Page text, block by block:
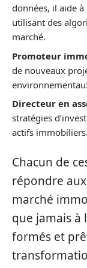
données, il aide
utilisant des
marché.
Promoteur
de nouveaux
Directeur en
stratégies
actifs immobiliers.
Chacun de
répondre
marché
que jamais à
formés et